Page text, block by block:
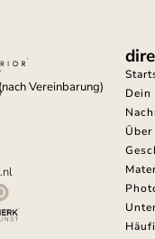
Vereinbarung)
Dein